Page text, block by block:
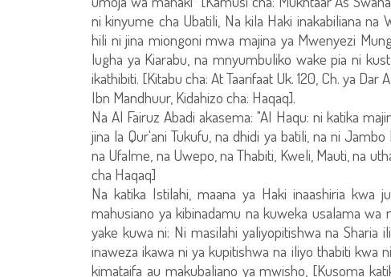
ni kinyume cha Ubatili, Na kila Haki inakabiliana na
hili ni jina miongoni mwa majina ya Mwenyezi
lugha ya Kiarabu, na mnyumbuliko wake pia ni
ikathibiti. [Kitabu cha: At Taarifaat Uk. 120, Ch. ya
Ibn Mandhuur, Kidahizo cha: Haqaq].
Na Al Fairuz Abadi akasema: "Al Haqu: ni katika
jina la Qur'ani Tukufu, na dhidi ya batili, na ni
na Ufalme, na Uwepo, na Thabiti, Kweli, Mauti, na
cha Haqaq]
Na katika Istilahi, maana ya Haki inaashiria kwa
mahusiano ya kibinadamu na kuweka usalama
yake kuwa ni: Ni masilahi yaliyopitishwa na Sharia
inaweza ikawa ni ya kupitishwa na iliyo thabiti kwa
kimataifa au makubaliano ya mwisho, [Kusoma